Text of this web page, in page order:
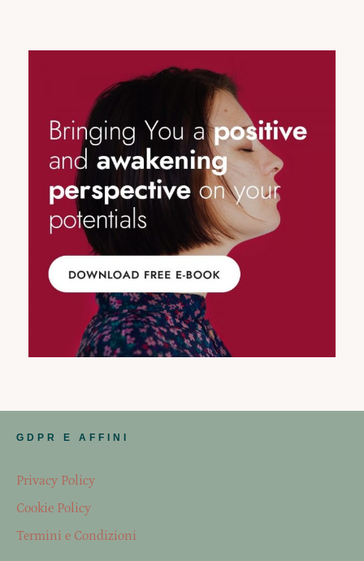
GDPR E AFFINI
Privacy Policy
Cookie Policy
Termini e Condizioni